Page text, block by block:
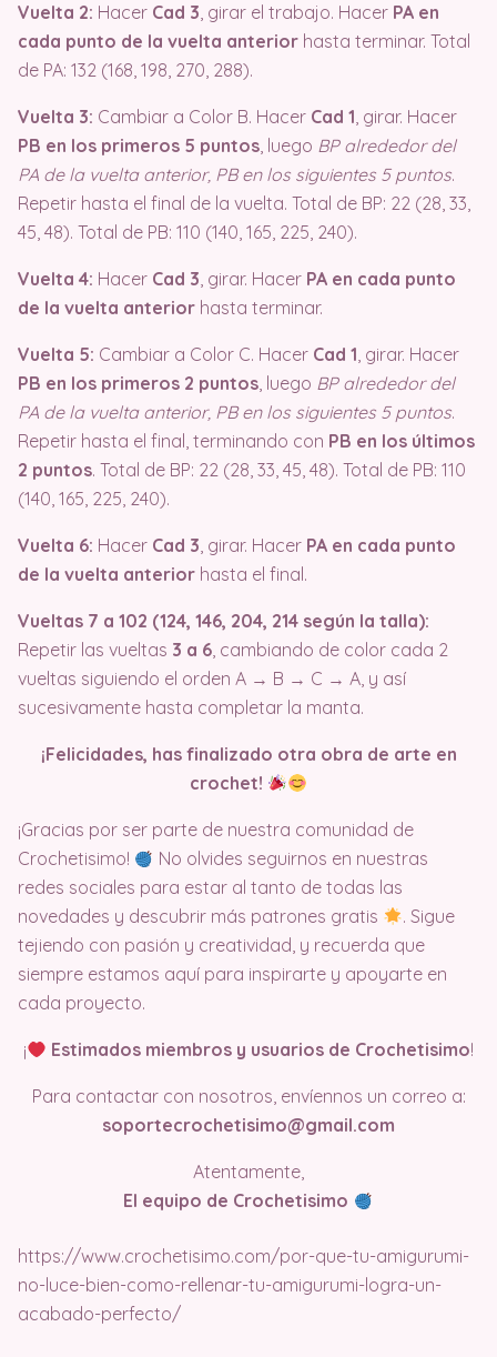
Vuelta 2: Hacer Cad 3, girar el trabajo. Hacer PA en
cada punto de la vuelta anterior hasta terminar. Total
de PA: 132 (168, 198, 270, 288).
Vuelta 3: Cambiar a Color B. Hacer Cad 1, girar. Hacer
PB en los primeros 5 puntos, luego BP alrededor del
PA de la vuelta anterior, PB en los siguientes 5 puntos.
Repetir hasta el final de la vuelta. Total de BP: 22 (28, 33,
45, 48). Total de PB: 110 (140, 165, 225, 240).
Vuelta 4: Hacer Cad 3, girar. Hacer PA en cada punto
de la vuelta anterior hasta terminar.
Vuelta 5: Cambiar a Color C. Hacer Cad 1, girar. Hacer
PB en los primeros 2 puntos, luego BP alrededor del
PA de la vuelta anterior, PB en los siguientes 5 puntos.
Repetir hasta el final, terminando con PB en los últimos
2 puntos. Total de BP: 22 (28, 33, 45, 48). Total de PB: 110
(140, 165, 225, 240).
Vuelta 6: Hacer Cad 3, girar. Hacer PA en cada punto
de la vuelta anterior hasta el final.
Vueltas 7 a 102 (124, 146, 204, 214 según la talla):
Repetir las vueltas 3 a 6, cambiando de color cada 2
vueltas siguiendo el orden A → B → C → A, y así
sucesivamente hasta completar la manta.
¡Felicidades, has finalizado otra obra de arte en
crochet!
¡Gracias por ser parte de nuestra comunidad de
Crochetisimo!
No olvides seguirnos en nuestras
redes sociales para estar al tanto de todas las
novedades y descubrir más patrones gratis
. Sigue
tejiendo con pasión y creatividad, y recuerda que
siempre estamos aquí para inspirarte y apoyarte en
cada proyecto.
¡ Estimados miembros y usuarios de Crochetisimo!
Para contactar con nosotros, envíennos un correo a:
soportecrochetisimo@gmail.com
Atentamente,
El equipo de Crochetisimo
https://www.crochetisimo.com/por-que-tu-amigurumi-
no-luce-bien-como-rellenar-tu-amigurumi-logra-un-
acabado-perfecto/